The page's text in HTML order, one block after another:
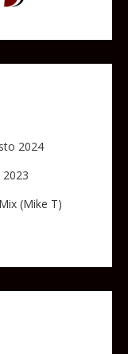
2024
(Mike T)